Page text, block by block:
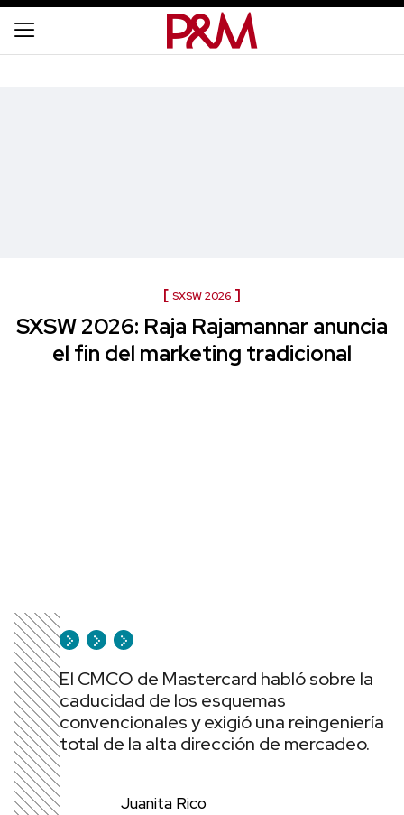
SXSW 2026
SXSW 2026: Raja Rajamannar anuncia
el fin del marketing tradicional
El CMCO de Mastercard habló sobre la
caducidad de los esquemas
convencionales y exigió una reingeniería
total de la alta dirección de mercadeo.
Juanita Rico